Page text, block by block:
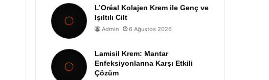
L’Oréal Kolajen Krem ile Genç ve
Işıltılı Cilt
Admin 6 Ağustos 2026
Lamisil Krem: Mantar
Enfeksiyonlarına Karşı Etkili
Çözüm